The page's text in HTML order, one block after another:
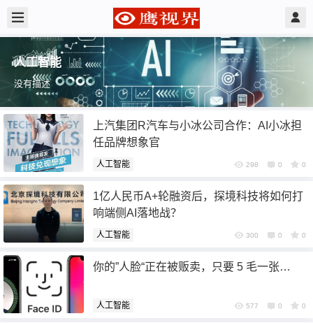
人工智能
没有描述
上汽集团R汽车与小冰公司合作：AI小冰担
任品牌想象官
人工智能 298 0 0
1亿人民币A+轮融资后，探境科技将如何打
响端侧AI落地战？
人工智能 300 0 0
你的”人脸“正在被贩卖，只要 5 毛一张…
人工智能 577 0 0